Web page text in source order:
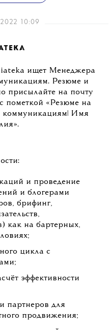
10:09
ищет Менеджера
Резюме и
присылайте на почту
пометкой «Резюме на
коммуникациям| Имя
и проведение
и блогерами
брифинг,
как на бартерных,
цикла с
эффективности
партнеров для
продвижения;